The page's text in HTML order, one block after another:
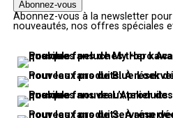
Abonnez-vous à la newsletter
nouveautés, nos offres spéciales